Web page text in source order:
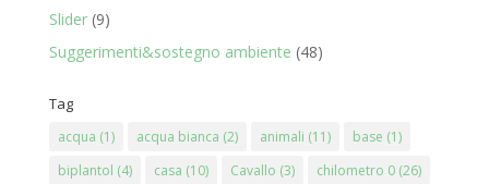
Slider(9)
Suggerimenti&sostegno ambiente (48)
Tag
acqua (1) acqua bianca (2) animali (11) base (1)
biplantol (4) casa (10) Cavallo (3) chilometro 0(26)